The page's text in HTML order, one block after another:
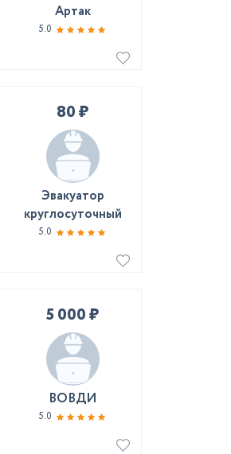
Артак
5.0
80 ₽
Эвакуатор
круглосуточный
5.0
5 000 ₽
ВОВДИ
5.0